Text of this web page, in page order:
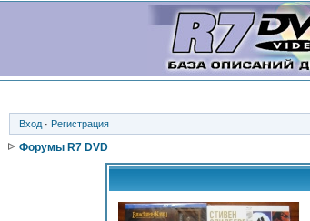
Вход · Регистрация
Форумы R7 DVD